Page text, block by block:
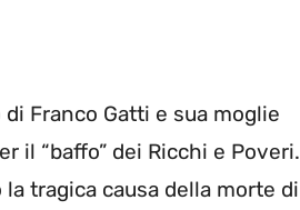
Franco Gatti e sua moglie
il “baffo” dei Ricchi e Poveri.
tragica causa della morte di